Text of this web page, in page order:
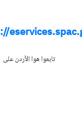
تابعوا هوا الأردن على